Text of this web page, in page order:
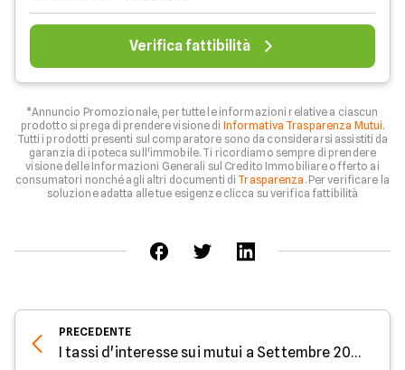
Verifica fattibilità
*Annuncio Promozionale, per tutte le informazioni relative a ciascun
prodotto si prega di prendere visione di Informativa Trasparenza Mutui.
Tutti i prodotti presenti sul comparatore sono da considerarsi assistiti da
garanzia di ipoteca sull'immobile. Ti ricordiamo sempre di prendere
visione delle Informazioni Generali sul Credito Immobiliare offerto ai
consumatori nonché agli altri documenti di Trasparenza . Per verificare la
soluzione adatta alle tue esigenze clicca su verifica fattibilità
PRECEDENTE
I tassi d'interesse sui mutui a Settembre 2020